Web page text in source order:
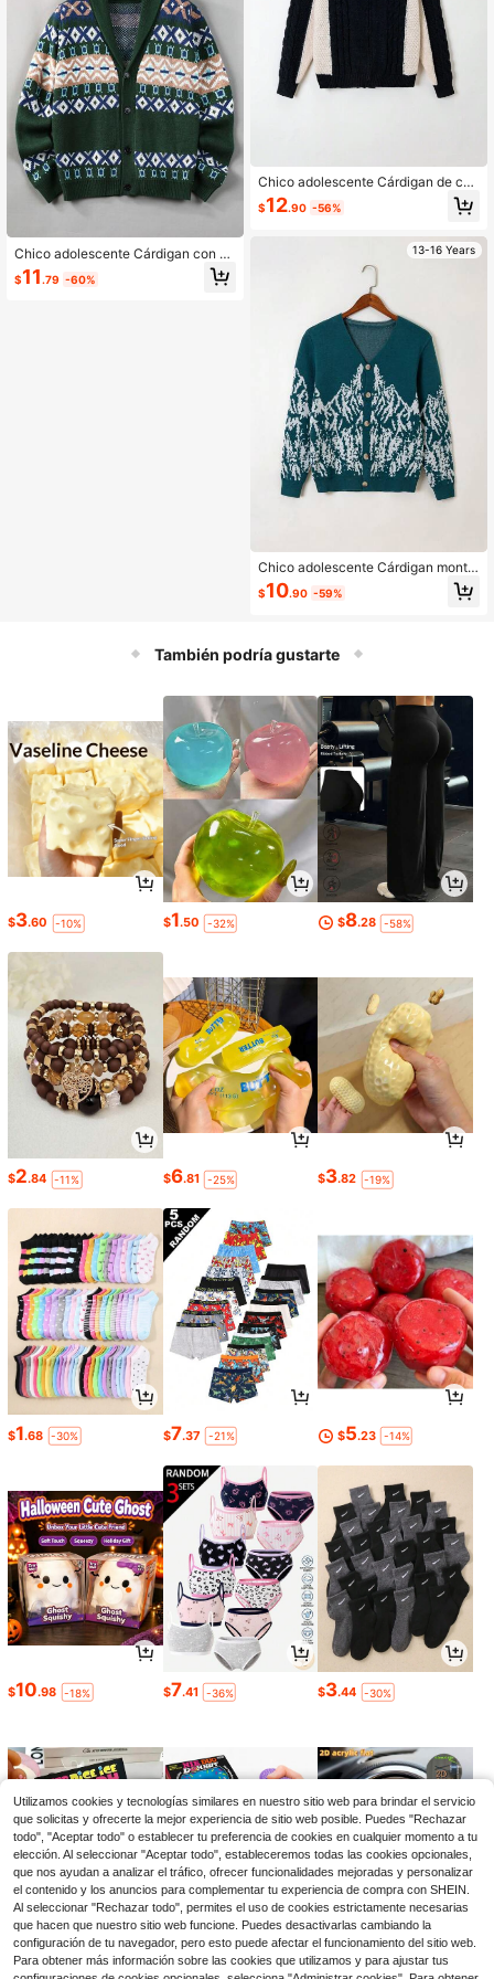
Chico adolescente Cárdigan con pa
trón geométrico con botón delanter
o
$11 .79 -60%
Chico adolescente Cárdigan de col
or combinado tejido de cable con cr
emallera
$12.90 -56%
13-16 Years
Chico adolescente Cárdigan monta
ña patrón con botón delantero
$10.90 -59%
También podría gustarte
$3.60 -10% $1.50 -32% $8.28 -58%
$2.84 -11% $6.81 -25% $3.82 -19%
$1.68 -30% $7.37 -21% $5.23 -14%
$10.98 -18% $7.41 -36% $3.44 -30%
$5.67 -19% $3.10 -34% $1.60 -11%
Utilizamos cookies y tecnologías similares en nuestro sitio web para brindar el servicio
que solicitas y ofrecerte la mejor experiencia de sitio web posible. Puedes "Rechazar
todo", "Aceptar todo" o establecer tu preferencia de cookies en cualquier momento a tu
elección. Al seleccionar "Aceptar todo", estableceremos todas las cookies opcionales,
que nos ayudan a analizar el tráfico, ofrecer funcionalidades mejoradas y personalizar
el contenido y los anuncios para complementar tu experiencia de compra con SHEIN.
Al seleccionar "Rechazar todo", permites el uso de cookies estrictamente necesarias
que hacen que nuestro sitio web funcione. Puedes desactivarlas cambiando la
configuración de tu navegador, pero esto puede afectar el funcionamiento del sitio web.
Para obtener más información sobre las cookies que utilizamos y para ajustar tus